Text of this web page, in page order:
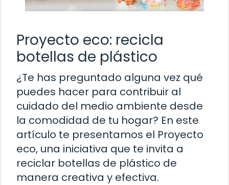
Proyecto eco: recicla
botellas de plástico
¿Te has preguntado alguna vez qué
puedes hacer para contribuir al
cuidado del medio ambiente desde
la comodidad de tu hogar? En este
artículo te presentamos el Proyecto
eco, una iniciativa que te invita a
reciclar botellas de plástico de
manera creativa y efectiva.